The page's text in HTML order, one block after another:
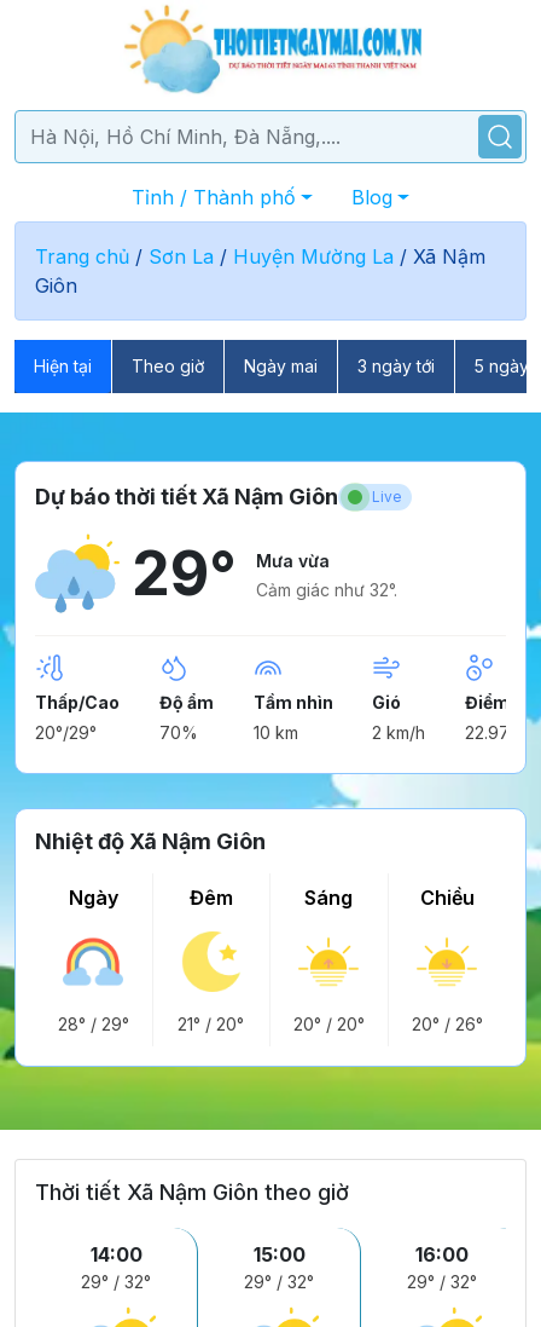
Tỉnh / Thành phố Blog
Trang chủ / Sơn La / Huyện Mường La / Xã Nậm
Giôn
Hiện tại Theo giờ Ngày mai 3 ngày tới 5 ngày
Dự báo thời tiết Xã Nậm Giôn Live
29°
Mưa vừa
Cảm giác như 32°.
Thấp/Cao
20°/29°
Độ ẩm
70%
Tầm nhìn
10 km
Gió
2 km/h
Điểm
22.97°
Nhiệt độ Xã Nậm Giôn
Ngày
28° / 29°
Đêm
21° /20°
Sáng
20° / 20°
Chiều
20° / 26°
Thời tiết Xã Nậm Giôn theo giờ
14:00
29° / 32°
15:00
29° / 32°
16:00
29° / 32°